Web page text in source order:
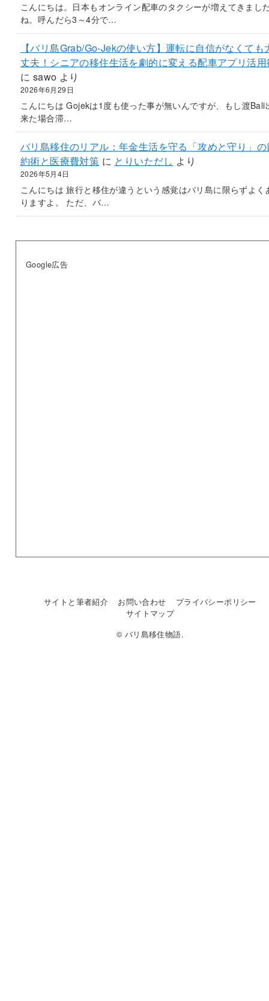
こんにちは。日本もオンライン配車のタクシーが増えてきまし
ね。呼んだら3～4分で…
【バリ島Grab/Go-Jekの使い方】運転に自信がなくても
丈夫！シニアの移住生活を劇的に変える配車アプリ活用
に sawo より
2026年6月29日
こんにちは Gojekは1度も使った事が無いんですが、もし渡Bali
来た場合滞…
バリ島移住のリアル：年金生活を守る「攻めと守り」の
約術と医療費対策 に とりいただし より
2026年5月4日
こんにちは 旅行と移住が違うという感覚はバリ島に限らずよく
りますよ。 ただ、バ…
Google広告
サイトと筆者紹介 お問い合わせ
プライバシーポリシー
サイトマップ
© バリ島移住物語.